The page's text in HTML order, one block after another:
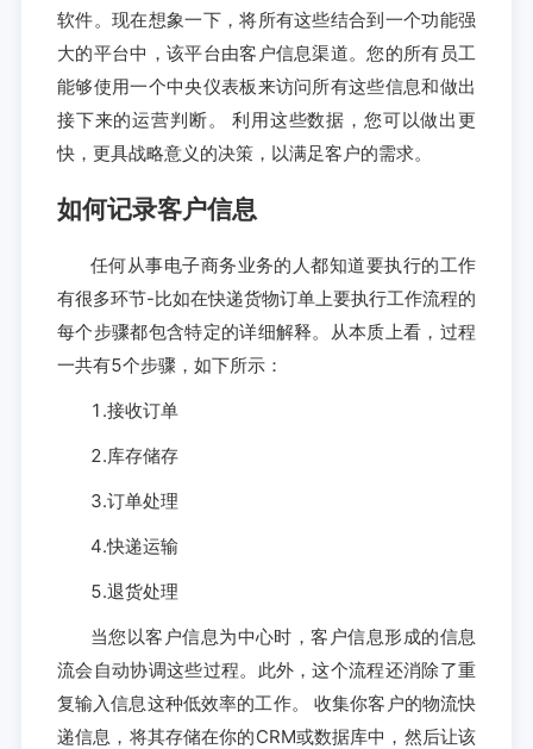
软件。现在想象一下，将所有这些结合到一个功能强
大的平台中，该平台由客户信息渠道。您的所有员工
能够使用一个中央仪表板来访问所有这些信息和做出
接下来的运营判断。 利用这些数据，您可以做出更
快，更具战略意义的决策，以满足客户的需求。
如何记录客户信息
任何从事电子商务业务的人都知道要执行的工作
有很多环节-比如在快递货物订单上要执行工作流程的
每个步骤都包含特定的详细解释。从本质上看，过程
一共有5个步骤，如下所示：
1.接收订单
2.库存储存
3.订单处理
4.快递运输
5.退货处理
当您以客户信息为中心时，客户信息形成的信息
流会自动协调这些过程。此外，这个流程还消除了重
复输入信息这种低效率的工作。 收集你客户的物流快
递信息，将其存储在你的CRM或数据库中，然后让该